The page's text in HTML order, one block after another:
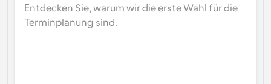
Entdecken Sie, warum wir die erste Wahl für die
Terminplanung sind.